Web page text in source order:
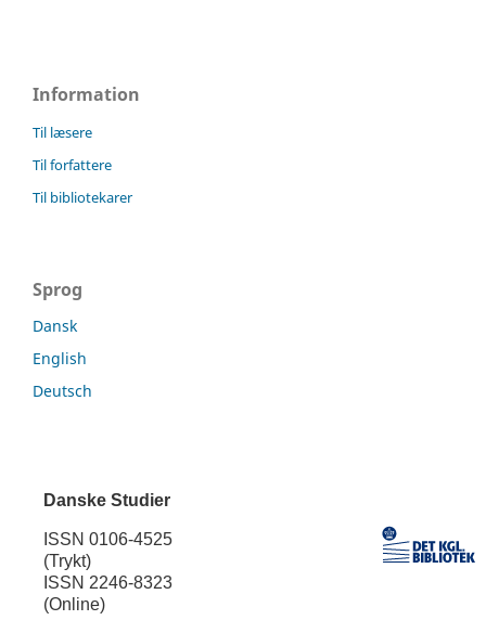
Information
Til læsere
Til forfattere
Til bibliotekarer
Sprog
Dansk
English
Deutsch
Danske Studier
ISSN 0106-4525
(Trykt)
ISSN 2246-8323
(Online)